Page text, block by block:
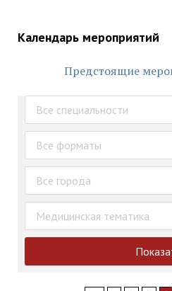
Календарь мероприятий
Предстоящие
Все специальности
Все форматы
Все города
Медицинская тематика